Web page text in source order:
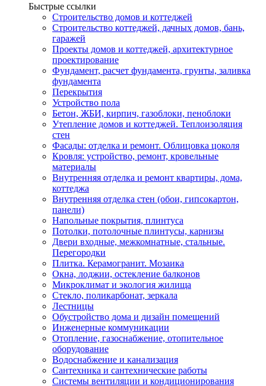
Быстрые ссылки
Строительство домов и коттеджей
Строительство коттеджей, дачных домов, бань,
гаражей
Проекты домов и коттеджей, архитектурное
проектирование
Фундамент, расчет фундамента, грунты, заливка
фундамента
Перекрытия
Устройство пола
Бетон, ЖБИ, кирпич, газоблоки, пеноблоки
Утепление домов и коттеджей. Теплоизоляция
стен
Фасады: отделка и ремонт. Облицовка цоколя
Кровля: устройство, ремонт, кровельные
материалы
Внутренняя отделка и ремонт квартиры, дома,
коттеджа
Внутренняя отделка стен (обои, гипсокартон,
панели)
Напольные покрытия, плинтуса
Потолки, потолочные плинтусы, карнизы
Двери входные, межкомнатные, стальные.
Перегородки
Плитка. Керамогранит. Мозаика
Окна, лоджии, остекление балконов
Микроклимат и экология жилища
Стекло, поликарбонат, зеркала
Лестницы
Обустройство дома и дизайн помещений
Инженерные коммуникации
Отопление, газоснабжение, отопительное
оборудование
Водоснабжение и канализация
Сантехника и сантехнические работы
Системы вентиляции и кондиционирования